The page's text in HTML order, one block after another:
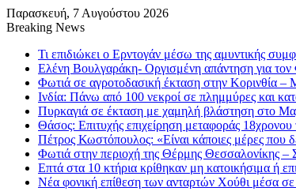
Παρασκευή, 7 Αυγούστου 2026
Breaking News
Τι επιδιώκει ο Ερντογάν μέσω της αμυντικής
Ελένη Βουλγαράκη- Οργισμένη απάντηση για
Φωτιά σε αγροτοδασική έκταση στην Κορινθία –
Ινδία: Πάνω από 100 νεκροί σε πλημμύρες και
Πυρκαγιά σε έκταση με χαμηλή βλάστηση στο
Θάσος: Επιτυχής επιχείρηση μεταφοράς
Πέτρος Κωστόπουλος: «Είναι κάποιες μέρες που
Φωτιά στην περιοχή της Θέρμης Θεσσαλονίκης –
Επτά στα 10 κτήρια κρίθηκαν μη κατοικήσιμα ή
Νέα φονική επίθεση των ανταρτών Χούθι μέσα σε